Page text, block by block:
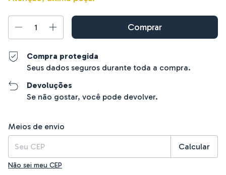
Compra protegida
Seus dados seguros durante toda a compra.
Devoluções
Se não gostar, você pode devolver.
Entregas para o CEP:
Meios de envio
Calcular
Não sei meu CEP